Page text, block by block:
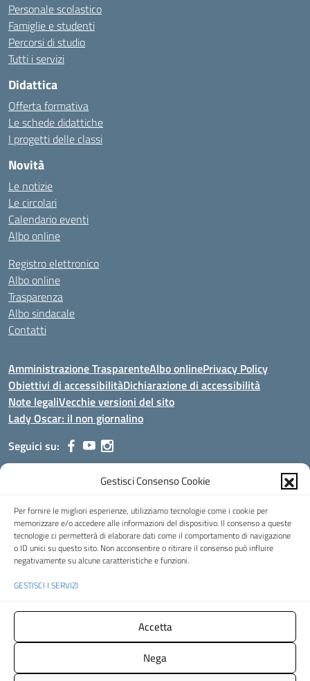
Gestisci Consenso Cookie
Per fornire le migliori esperienze, utilizziamo tecnologie come i cookie per
memorizzare e/o accedere alle informazioni del dispositivo. Il consenso a queste
tecnologie ci permetterà di elaborare dati come il comportamento di navigazione
o ID unici su questo sito. Non acconsentire o ritirare il consenso può influire
negativamente su alcune caratteristiche e funzioni.
GESTISCI I SERVIZI
Accetta
Nega
Personale scolastico
Famiglie e studenti
Percorsi di studio
Tutti i servizi
Didattica
Offerta formativa
Le schede didattiche
I progetti delle classi
Novità
Le notizie
Le circolari
Calendario eventi
Albo online
Registro elettronico
Albo online
Trasparenza
Albo sindacale
Contatti
Amministrazione TrasparenteAlbo onlinePrivacy Policy
Obiettivi di accessibilitàDichiarazione di accessibilità
Note legaliVecchie versioni del sito
Lady Oscar: il non giornalino
Seguici su:
Viale Aldo Moro, 51 - 24021 Albino (Bg)
Posta elettronica certificata (PEC):bgis00900b@pec.istruzione.it
Codice fiscale: 95002390169
Codice meccanografico:BGIS00900B
Codice unico di fatturazione (CUF): UFMHLX
Spazio web concesso in uso gratuito daWeb3king, via Pertini 8 ALBINO
Concept & Design by Designers Italia
- Versione del tema: